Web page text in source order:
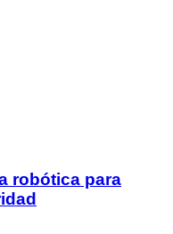
robótica para